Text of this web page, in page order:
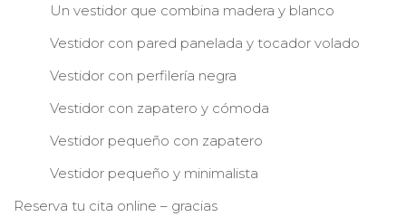
Un vestidor que combina madera y blanco
Vestidor con pared panelada y tocador volado
Vestidor con perfilería negra
Vestidor con zapatero y cómoda
Vestidor pequeño con zapatero
Vestidor pequeño y minimalista
Reserva tu cita online – gracias